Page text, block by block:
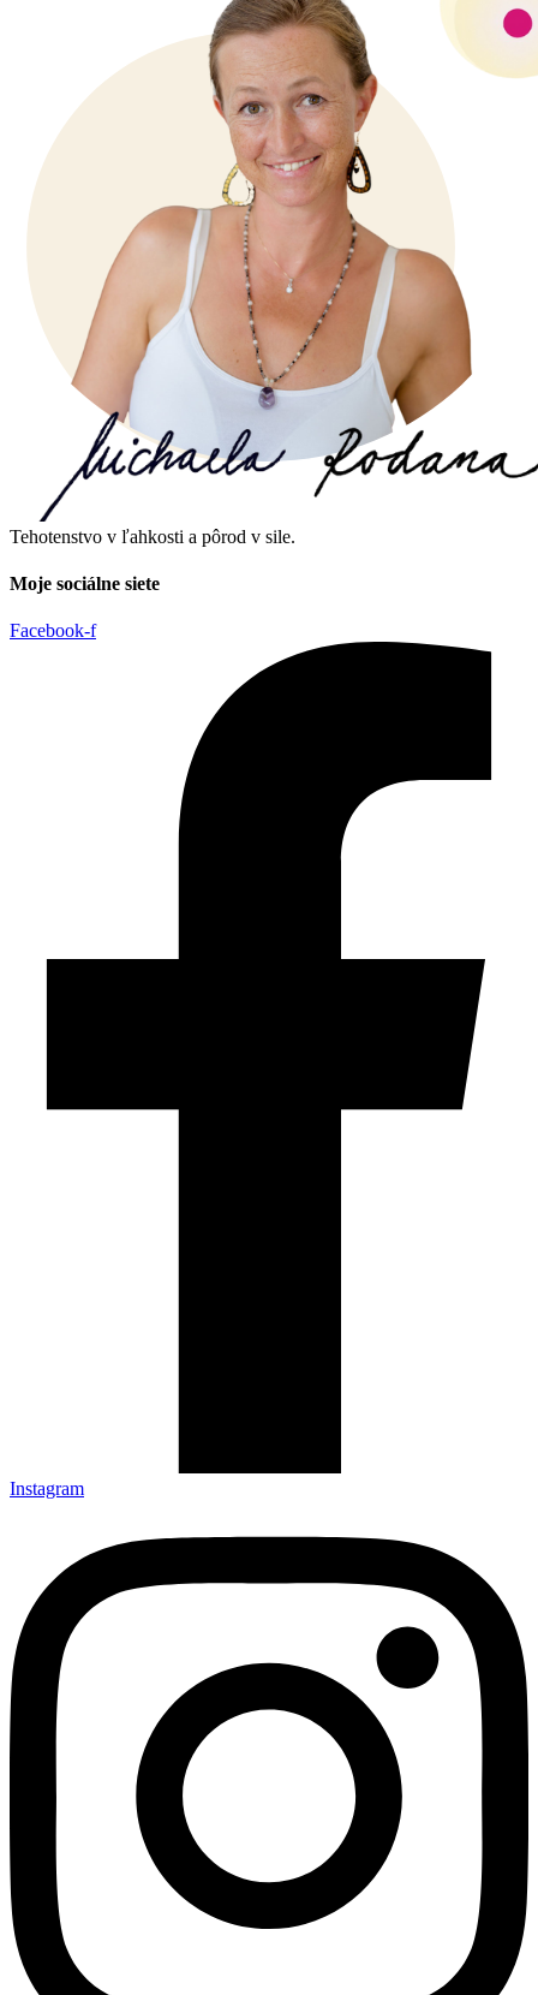
Tehotenstvo v ľahkosti a pôrod v sile.
Moje sociálne siete
Facebook-f
Instagram